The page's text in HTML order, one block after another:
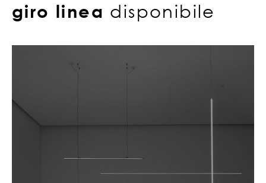
giro linea disponibile